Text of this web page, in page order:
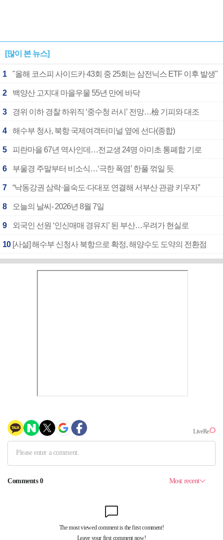
[많이 본 뉴스]
1 "올해 코스피 사이드카 43회 중 25회는 삼전닉스 ETF 이후 발생"
2 백양산 고지대 마을우물 55년 만에 바닥
3 경위 이하 경찰 하위직 ‘중수청 러시’ 전망…檢 기피와 대조
4 해수부 청사, 북항 국제여객터미널 옆에 선다(종합)
5 피란마을 67년 역사인데…전교생 24명 아미초 통폐합 기로
6 부울경 주말부터 비소식…‘극한 폭염’ 한풀 꺾일 듯
7 “낙동강권 삼락·을숙도·다대포 연결해 서부산 관광 키우자”
8 오늘의 날씨- 2026년 8월 7일
9 외국인 선원 ‘인신매매 경유지’ 된 부산…우려가 현실로
10 [사설] 해수부 신청사 북항으로 확정, 해양수도 도약의 전환점